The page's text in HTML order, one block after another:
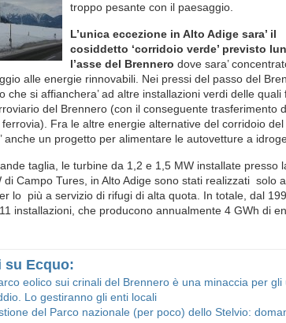
troppo pesante con il paesaggio.
L’unica eccezione in Alto Adige sara’ il
cosiddetto ‘corridoio verde’ previsto
l’asse del Brennero dove sara’
alle energie rinnovabili. Nei pressi del passo del
che si affianchera’ ad altre installazioni verdi delle quali
del Brennero (con il conseguente trasferimento
Fra le altre energie alternative del corridoio del
anche un progetto per alimentare le autovetture a
taglia, le turbine da 1,2 e 1,5 MW installate presso
Campo Tures, in Alto Adige sono stati realizzati solo
lo più a servizio di rifugi di alta quota. In totale, dal
installazioni, che producono annualmente 4 GWh di
Ecquo:
eolico sui crinali del Brennero è una minaccia per gli
Lo gestiranno gli enti locali
del Parco nazionale (per poco) dello Stelvio: